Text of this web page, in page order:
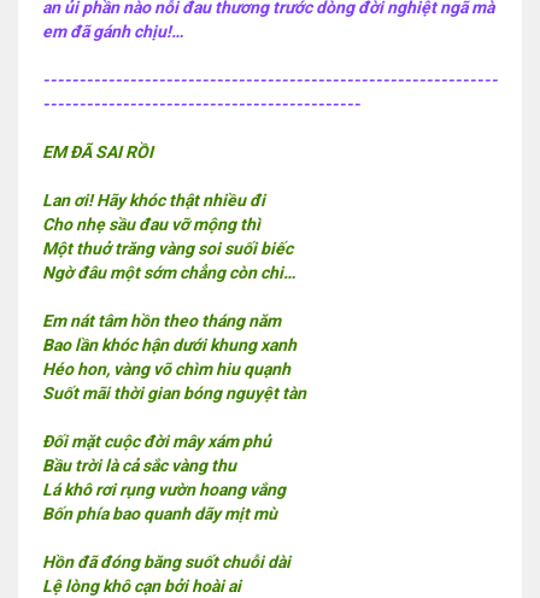
an ủi phần nào nỗi đau thương trước dòng đời nghiệt ngã mà
em đã gánh chịu!…
---------------------------------------------------------------
--------------------------------------------
EM ĐÃ SAI RỒI
Lan ơi! Hãy khóc thật nhiều đi
Cho nhẹ sầu đau vỡ mộng thì
Một thuở trăng vàng soi suối biếc
Ngờ đâu một sớm chẳng còn chi…
Em nát tâm hồn theo tháng năm
Bao lần khóc hận dưới khung xanh
Héo hon, vàng võ chìm hiu quạnh
Suốt mãi thời gian bóng nguyệt tàn
Đối mặt cuộc đời mây xám phủ
Bầu trời là cả sắc vàng thu
Lá khô rơi rụng vườn hoang vắng
Bốn phía bao quanh dãy mịt mù
Hồn đã đóng băng suốt chuỗi dài
Lệ lòng khô cạn bởi hoài ai